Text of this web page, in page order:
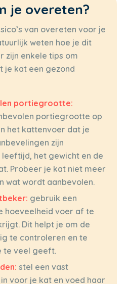
je overeten?
van overeten voor je
weten hoe je dit
zijn enkele tips om
je kat een gezond
portiegrootte:
portiegrootte op
het kattenvoer dat je
zijn
het gewicht en de
Probeer je kat niet meer
wat wordt aanbevolen.
gebruik een
hoeveelheid voer af te
Dit helpt je om de
te controleren en te
te veel geeft.
stel een vast
voor je kat en voed haar